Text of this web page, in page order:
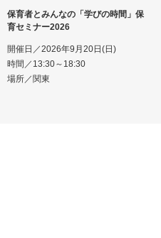
保育者とみんなの「学びの時間」保
育セミナー2026
開催日／2026年9月20日(日)
時間／13:30～18:30
場所／関東